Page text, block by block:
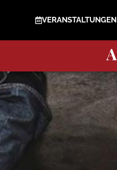
VERANSTALTUNGEN